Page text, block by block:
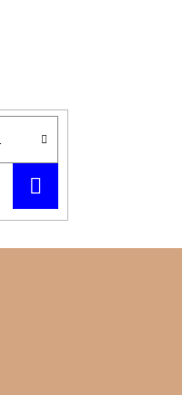
KOŠÍKA